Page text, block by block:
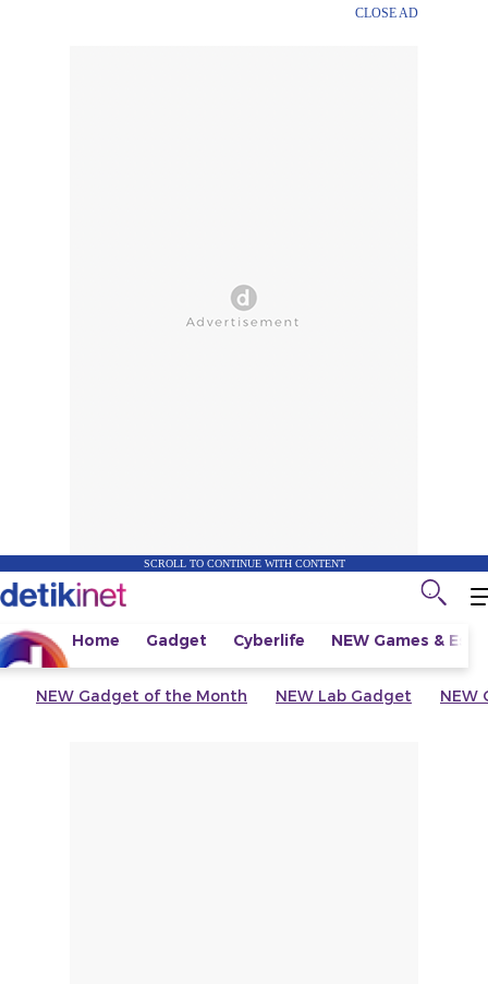
CLOSE AD
SCROLL TO CONTINUE WITH CONTENT
Home Gadget Cyberlife NEW Games &
NEW Gadget of the Month NEW Lab Gadget NEW